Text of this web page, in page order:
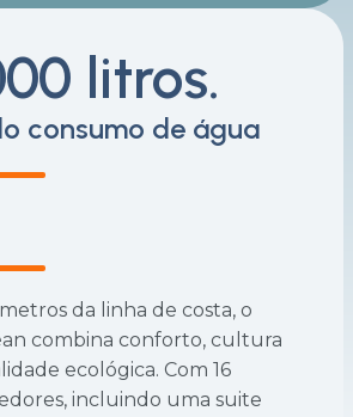
litros.
consumo de água
da linha de costa, o
combina conforto, cultura
ecológica. Com 16
incluindo uma suite